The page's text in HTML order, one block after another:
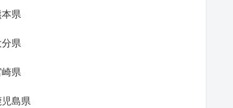
本県
分県
県
児島県